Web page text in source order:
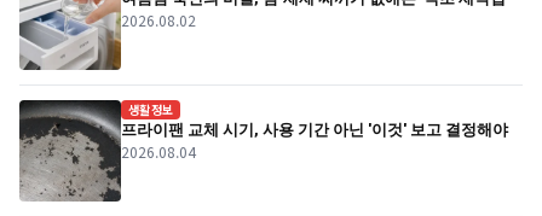
2026.08.02
생활정보
프라이팬 교체 시기, 사용 기간 아닌 '이것' 보고 결정해야
2026.08.04